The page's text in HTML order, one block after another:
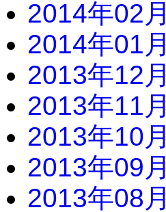
2014年02月
2014年01月
2013年12月
2013年11月
2013年10月
2013年09月
2013年08月